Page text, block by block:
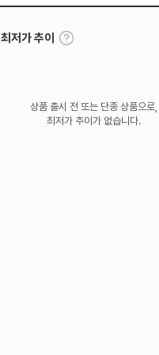
최저가 추이
툴
팁
상품 출시 전 또는 단종 상품으로,
최저가 추이가 없습니다.